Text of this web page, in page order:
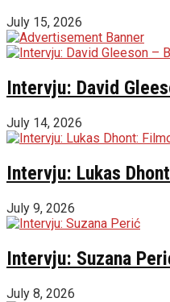
July 15, 2026
Intervju: David
July 14, 2026
Intervju: Lukas
July 9, 2026
Intervju: Suzana
July 8, 2026